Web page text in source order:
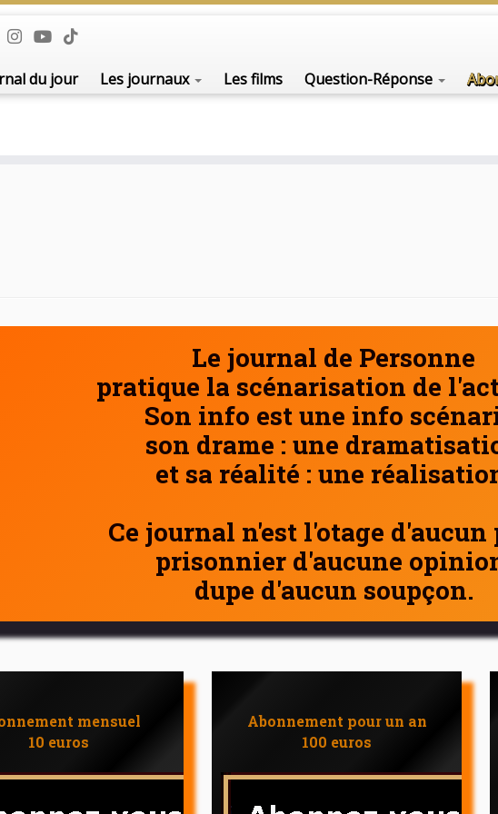
du jour Les journaux Les films Question-Réponse
Le journal de Personne
pratique la scénarisation de
Son info est une info
son drame : une
et sa réalité : une
Ce journal n'est l'otage d'aucun
prisonnier d'aucune
dupe d'aucun soupçon.
mensuel
10 euros
Abonnement pour un an
100 euros